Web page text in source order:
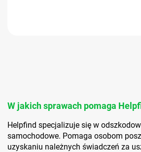
W jakich sprawach pomaga
Helpfind specjalizuje się w
samochodowe. Pomaga osobom
uzyskaniu należnych świadczeń za